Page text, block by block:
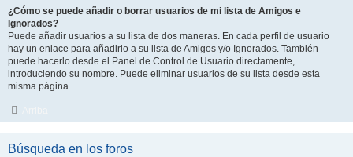
¿Cómo se puede añadir o borrar usuarios de mi lista de Amigos e
Ignorados?
Puede añadir usuarios a su lista de dos maneras. En cada perfil de usuario
hay un enlace para añadirlo a su lista de Amigos y/o Ignorados. También
puede hacerlo desde el Panel de Control de Usuario directamente,
introduciendo su nombre. Puede eliminar usuarios de su lista desde esta
misma página.
Búsqueda en los foros